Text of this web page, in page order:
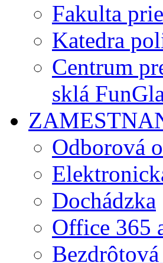
Fakulta
Katedra
Centrum
sklá
Odborová
Dochádzka
Office 365